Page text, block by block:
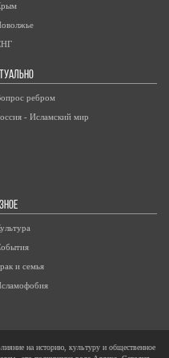
ребром
- Исламский мир
и семья
на историю, культуру и общественное